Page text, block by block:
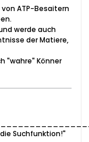
ATP-Besaitern
werde auch
der Matiere,
"wahre" Könner
Suchfunktion!"